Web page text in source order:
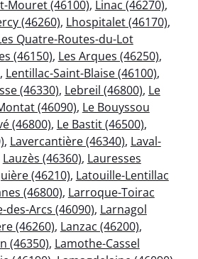
Mouret (46100), Linac (46270),
(46260), Lhospitalet (46170),
Quatre-Routes-du-Lot
(46150), Les Arques (46250),
, Lentillac-Saint-Blaise (46100),
(46330), Lebreil (46800), Le
(46090), Le Bouyssou
(46800), Le Bastit (46500),
, Lavercantière (46340), Laval-
Lauzès (46360), Lauresses
(46210), Latouille-Lentillac
(46800), Larroque-Toirac
des-Arcs (46090), Larnagol
(46260), Lanzac (46200),
(46350), Lamothe-Cassel